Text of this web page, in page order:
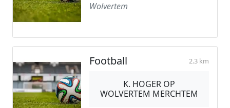
Wolvertem
Football 2.3 km
K. HOGER OP
WOLVERTEM MERCHTEM